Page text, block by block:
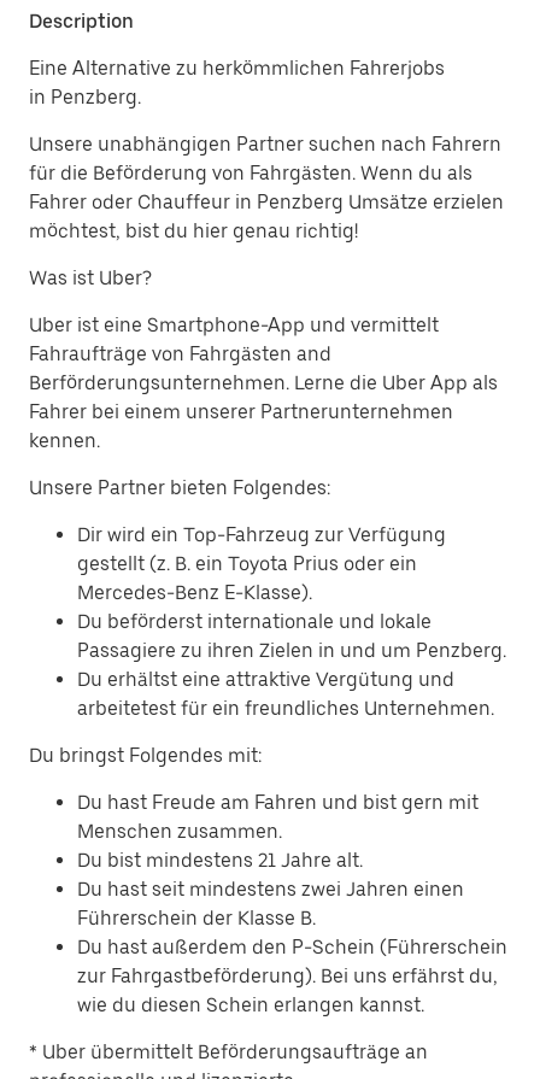
Description
Eine Alternative zu herkömmlichen Fahrerjobs
in Penzberg.
Unsere unabhängigen Partner suchen nach Fahrern
für die Beförderung von Fahrgästen. Wenn du als
Fahrer oder Chauffeur in Penzberg Umsätze erzielen
möchtest, bist du hier genau richtig!
Was ist Uber?
Uber ist eine Smartphone-App und vermittelt
Fahraufträge von Fahrgästen and
Berförderungsunternehmen. Lerne die Uber App als
Fahrer bei einem unserer Partnerunternehmen
kennen.
Unsere Partner bieten Folgendes:
Dir wird ein Top-Fahrzeug zur Verfügung
gestellt (z. B. ein Toyota Prius oder ein
Mercedes-Benz E-Klasse).
Du beförderst internationale und lokale
Passagiere zu ihren Zielen in und um Penzberg.
Du erhältst eine attraktive Vergütung und
arbeitetest für ein freundliches Unternehmen.
Du bringst Folgendes mit:
Du hast Freude am Fahren und bist gern mit
Menschen zusammen.
Du bist mindestens 21 Jahre alt.
Du hast seit mindestens zwei Jahren einen
Führerschein der Klasse B.
Du hast außerdem den P-Schein (Führerschein
zur Fahrgastbeförderung). Bei uns erfährst du,
wie du diesen Schein erlangen kannst.
* Uber übermittelt Beförderungsaufträge an